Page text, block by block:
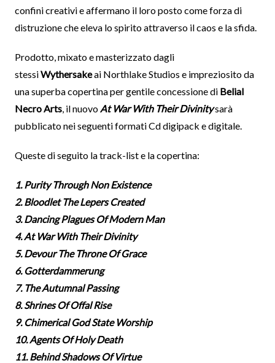
confini creativi e affermano il loro posto come forza di
distruzione che eleva lo spirito attraverso il caos e la sfida.
Prodotto, mixato e masterizzato dagli
stessiWythersakeai Northlake Studios e impreziosito da
una superba copertina per gentile concessione di Belial
Necro Arts, il nuovo At War With Their Divinitysarà
pubblicato nei seguenti formati Cd digipack e digitale.
Queste di seguito la track-list e la copertina:
1. Purity Through Non Existence
2. Bloodlet The Lepers Created
3. Dancing Plagues Of Modern Man
4. At War With Their Divinity
5. Devour The Throne Of Grace
6. Gotterdammerung
7. The Autumnal Passing
8. Shrines Of Offal Rise
9. Chimerical God State Worship
10. Agents Of Holy Death
11. Behind Shadows Of Virtue